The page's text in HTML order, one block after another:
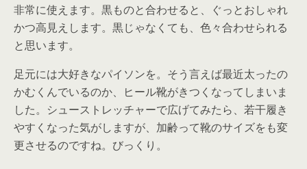
非常に使えます。黒ものと合わせると、ぐっとおしゃれ
かつ高見えします。黒じゃなくても、色々合わせられる
と思います。
足元には大好きなパイソンを。そう言えば最近太ったの
かむくんでいるのか、ヒール靴がきつくなってしまいま
した。シューストレッチャーで広げてみたら、若干履き
やすくなった気がしますが、加齢って靴のサイズをも変
更させるのですね。びっくり。